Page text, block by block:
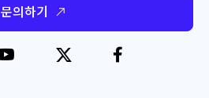
문의하기